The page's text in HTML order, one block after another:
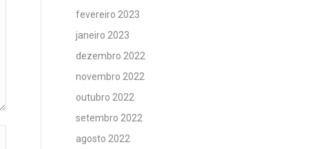
fevereiro 2023
janeiro 2023
dezembro 2022
novembro 2022
outubro 2022
setembro 2022
agosto 2022